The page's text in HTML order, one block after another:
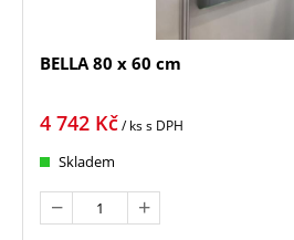
BELLA 80 x 60 cm
4 742 Kč/ kss DPH
Skladem